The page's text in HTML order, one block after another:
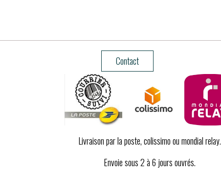
Contact
Livraison par la poste, colissimo ou mondial relay.
Envoie sous 2 à 6 jours ouvrés.